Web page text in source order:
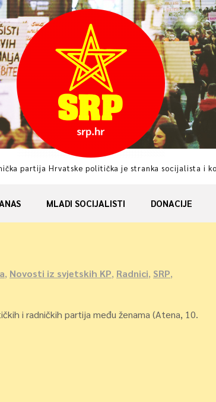
partija Hrvatske politička je stranka socijalista i
MLADI SOCIJALISTI DONACIJE
, Novosti iz svjetskih KP, Radnici, SRP,
i radničkih partija među ženama (Atena, 10.